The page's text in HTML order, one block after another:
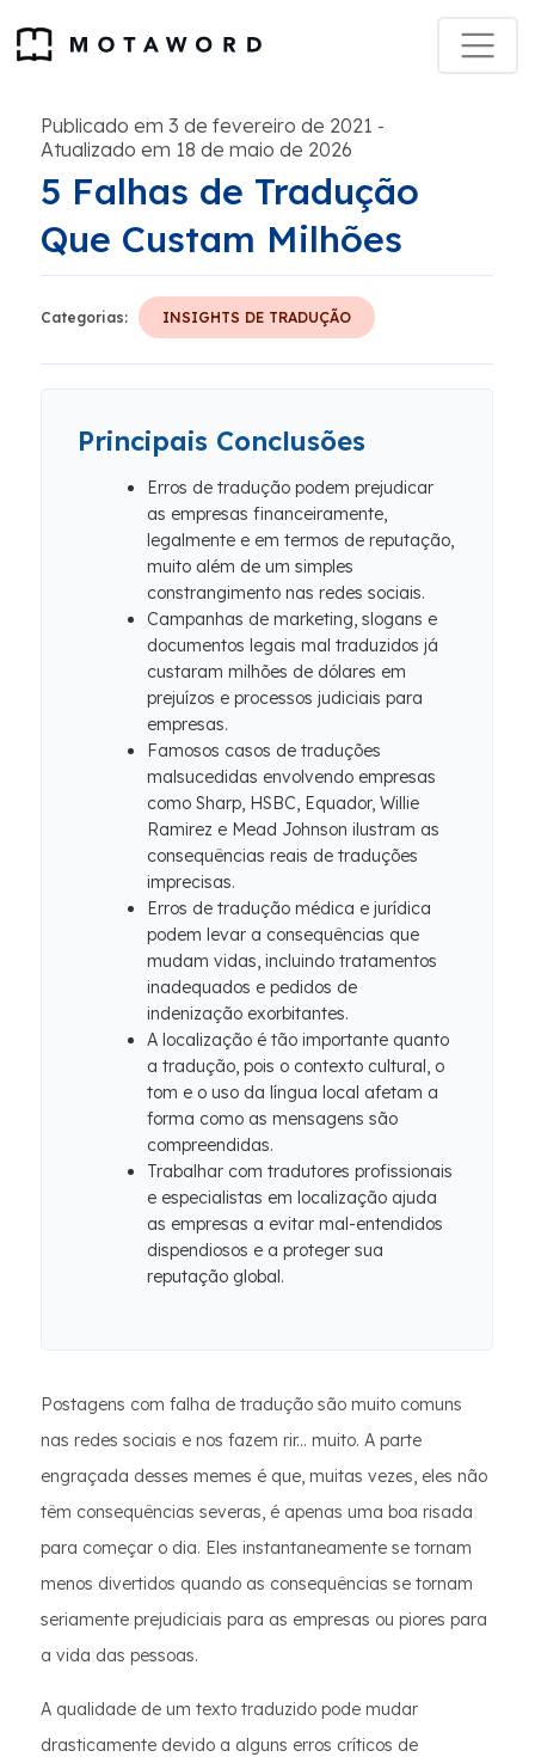
Publicado em 3 de fevereiro de 2021 -
Atualizado em 18 de maio de 2026
5 Falhas de Tradução
Que Custam Milhões
Categorias: INSIGHTS DE TRADUÇÃO
Principais Conclusões
Erros de tradução podem prejudicar
as empresas financeiramente,
legalmente e em termos de reputação,
muito além de um simples
constrangimento nas redes sociais.
Campanhas de marketing, slogans e
documentos legais mal traduzidos já
custaram milhões de dólares em
prejuízos e processos judiciais para
empresas.
Famosos casos de traduções
malsucedidas envolvendo empresas
como Sharp, HSBC, Equador, Willie
Ramirez e Mead Johnson ilustram as
consequências reais de traduções
imprecisas.
Erros de tradução médica e jurídica
podem levar a consequências que
mudam vidas, incluindo tratamentos
inadequados e pedidos de
indenização exorbitantes.
A localização é tão importante quanto
a tradução, pois o contexto cultural, o
tom e o uso da língua local afetam a
forma como as mensagens são
compreendidas.
Trabalhar com tradutores profissionais
e especialistas em localização ajuda
as empresas a evitar mal-entendidos
dispendiosos e a proteger sua
reputação global.
Postagens com falha de tradução são muito comuns
nas redes sociais e nos fazem rir... muito. A parte
engraçada desses memes é que, muitas vezes, eles não
têm consequências severas, é apenas uma boa risada
para começar o dia. Eles instantaneamente se tornam
menos divertidos quando as consequências se tornam
seriamente prejudiciais para as empresas ou piores para
a vida das pessoas.
A qualidade de um texto traduzido pode mudar
drasticamente devido a alguns erros críticos de